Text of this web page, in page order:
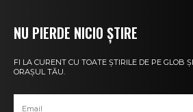
NU PIERDE NICIO ȘTIRE
FI LA CURENT CU TOATE ȘTIRILE DE PE GLOB
ORAȘUL TĂU.